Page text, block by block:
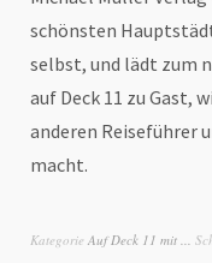
schönsten
selbst, und lädt zum
auf Deck 11 zu Gast,
anderen Reiseführer
macht.
Kategorie Auf Deck 11 mit ...